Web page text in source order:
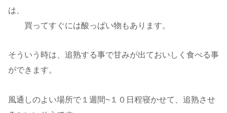
は、
買ってすぐには酸っぱい物もあります。
そういう時は、追熟する事で甘みが出ておいしく食べる事
ができます。
風通しのよい場所で１週間~１０日程寝かせて、追熟させ